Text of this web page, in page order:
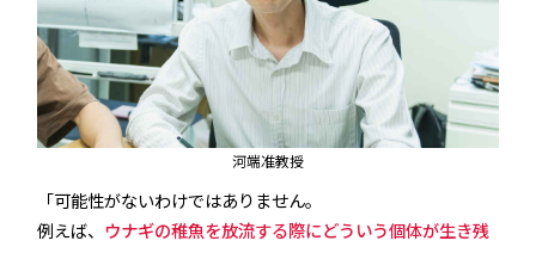
河端准教授
「可能性がないわけではありません。
例えば、 ウナギの稚魚を放流する際にどういう個体が生き残